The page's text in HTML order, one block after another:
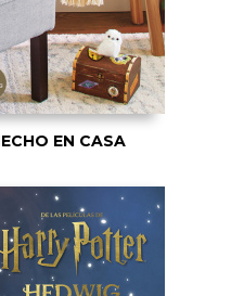
EN CASA